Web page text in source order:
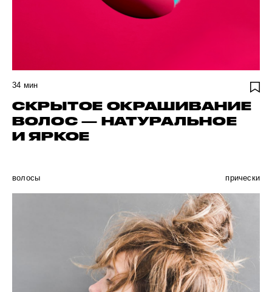
34 мин
СКРЫТОЕ ОКРАШИВАНИЕ
ВОЛОС — НАТУРАЛЬНОЕ
И ЯРКОЕ
волосы прически